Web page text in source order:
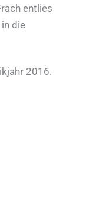
entlies
die
2016.